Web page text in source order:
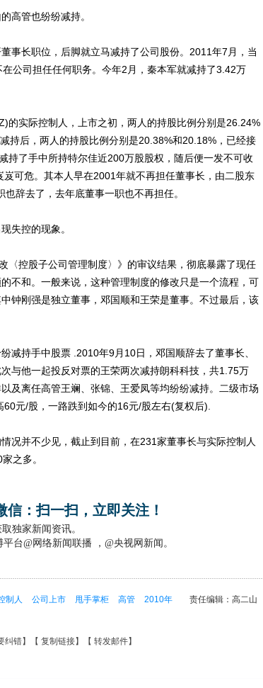
管也纷纷减持。
长职位，后脚就立马减持了公司股份。2011年7月，当
公司担任任何职务。今年2月，秦本军就减持了3.42万
实际控制人，上市之初，两人的持股比例分别是26.24%
持后，两人的持股比例分别是20.38%和20.18%，已经接
持了手中所持特尔佳近200万股股权，随后便一发不可收
可危。其本人早在2001年就不再担任董事长，由二股东
辞去了，去年底董事一职也不再担任。
失控的现象。
控股子公司管理制度〉》的审议结果，彻底暴露了现任
不和。一般来说，这种管理制度的修改只是一个流程，可
钟刚强是独立董事，邓国顺和王荣是董事。不过最后，该
持手中股票 .2010年9月10日，邓国顺辞去了董事长、
与他一起投反对票的王荣两次减持朗科科技，共1.75万
及离任高管王斓、张锦、王爱凤等均纷纷减持。二级市场
元/股，一路跌到如今的16元/股左右(复权后).
并不少见，截止到目前，在231家董事长与实际控制人
之多。
信：扫一扫，立即关注！
独家新闻资讯。
台@网络新闻联播 ，@央视网新闻。
责任编辑：高二山
制人 公司上市 甩手掌柜 高管
2010年
纠错】【 复制链接】【 转发邮件】